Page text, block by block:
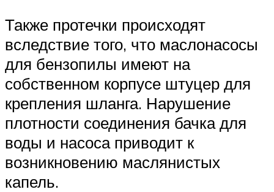
Также протечки происходят
вследствие того, что маслонасосы
для бензопилы имеют на
собственном корпусе штуцер для
крепления шланга. Нарушение
плотности соединения бачка для
воды и насоса приводит к
возникновению маслянистых
капель.